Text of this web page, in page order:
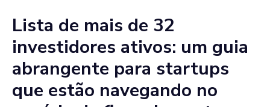
Lista de mais de 32
investidores ativos: um guia
abrangente para startups
que estão navegando no